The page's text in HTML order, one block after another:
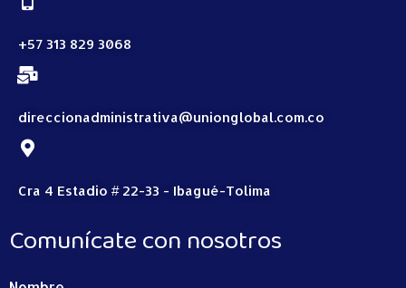
+57 313 829 3068
direccionadministrativa@unionglobal.com.co
Cra 4 Estadio # 22-33 - Ibagué-Tolima
Comunícate con nosotros